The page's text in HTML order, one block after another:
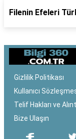
Filenin Efeleri
Gizlilik Politikası
Kullanıcı
Telif Hakları ve
Bize Ulaşın